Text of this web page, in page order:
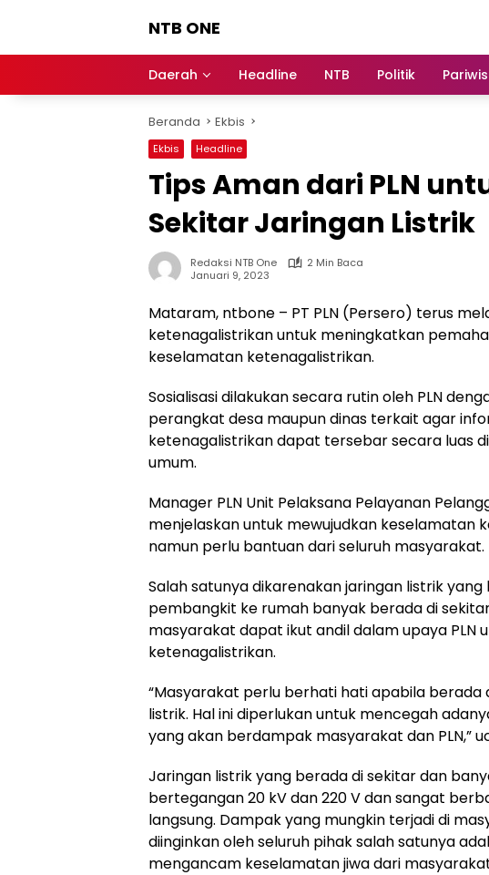
NTB ONE
dan
Berita
Lombok
Daerah Headline NTB Politik
Beranda Ekbis
Ekbis Headline
Tips Aman dari PLN
Sekitar Jaringan Listrik
Redaksi NTB One
2 Min Baca
Januari 9, 2023
Mataram, ntbone – PT PLN (Persero) terus
ketenagalistrikan untuk meningkatkan
keselamatan ketenagalistrikan.
Sosialisasi dilakukan secara rutin oleh PLN
perangkat desa maupun dinas terkait agar
ketenagalistrikan dapat tersebar secara luas
umum.
Manager PLN Unit Pelaksana Pelayanan
menjelaskan untuk mewujudkan keselamatan
namun perlu bantuan dari seluruh masyarakat.
Salah satunya dikarenakan jaringan listrik
pembangkit ke rumah banyak berada di
masyarakat dapat ikut andil dalam upaya PLN
ketenagalistrikan.
“Masyarakat perlu berhati hati apabila berada
listrik. Hal ini diperlukan untuk mencegah
yang akan berdampak masyarakat dan PLN,”
Jaringan listrik yang berada di sekitar dan
bertegangan 20 kV dan 220 V dan sangat
langsung. Dampak yang mungkin terjadi di
diinginkan oleh seluruh pihak salah satunya
mengancam keselamatan jiwa dari